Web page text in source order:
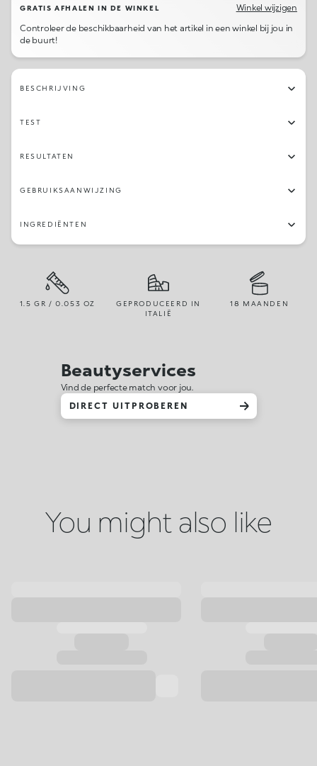
GRATIS AFHALEN IN DE WINKEL
Winkel wijzigen
Controleer de beschikbaarheid van het artikel in een winkel bij jou in
de buurt!
BESCHRIJVING
TEST
RESULTATEN
GEBRUIKSAANWIJZING
INGREDIËNTEN
1.5 GR / 0.053 OZ
GEPRODUCEERD IN
ITALIË
18 MAANDEN
Beautyservices
Vind de perfecte match voor jou.
DIRECT UITPROBEREN
You might also like